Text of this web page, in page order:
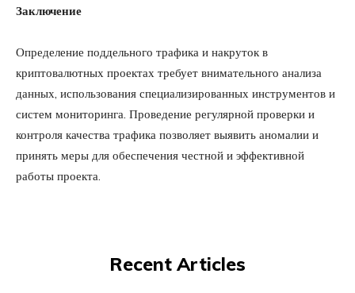
Заключение
Определение поддельного трафика и накруток в
криптовалютных проектах требует внимательного анализа
данных, использования специализированных инструментов и
систем мониторинга. Проведение регулярной проверки и
контроля качества трафика позволяет выявить аномалии и
принять меры для обеспечения честной и эффективной
работы проекта.
Recent Articles